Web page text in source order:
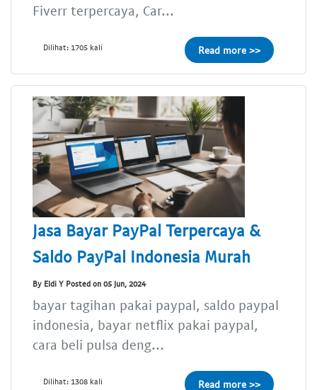
Fiverr terpercaya, Car...
Dilihat: 1705 kali Read more >>
Jasa Bayar PayPal Terpercaya &
Saldo PayPal Indonesia Murah
By Eldi Y Posted on 05 Jun, 2024
bayar tagihan pakai paypal, saldo paypal
indonesia, bayar netflix pakai paypal,
cara beli pulsa deng...
Dilihat: 1308 kali Read more >>